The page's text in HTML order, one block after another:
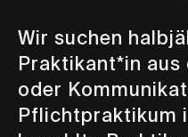
Wir suchen
Praktikant*in
oder
Pflichtpraktikum